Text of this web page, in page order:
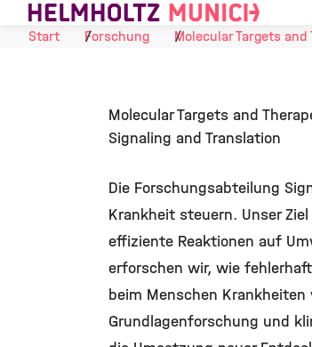
Skip to Content
Start
Forschung Molecular Targets
Molecular Targets and
Signaling and Translation
Die Forschungsabteilung
Krankheit steuern. Unser
effiziente Reaktionen auf
erforschen wir, wie
beim Menschen
Grundlagenforschung und